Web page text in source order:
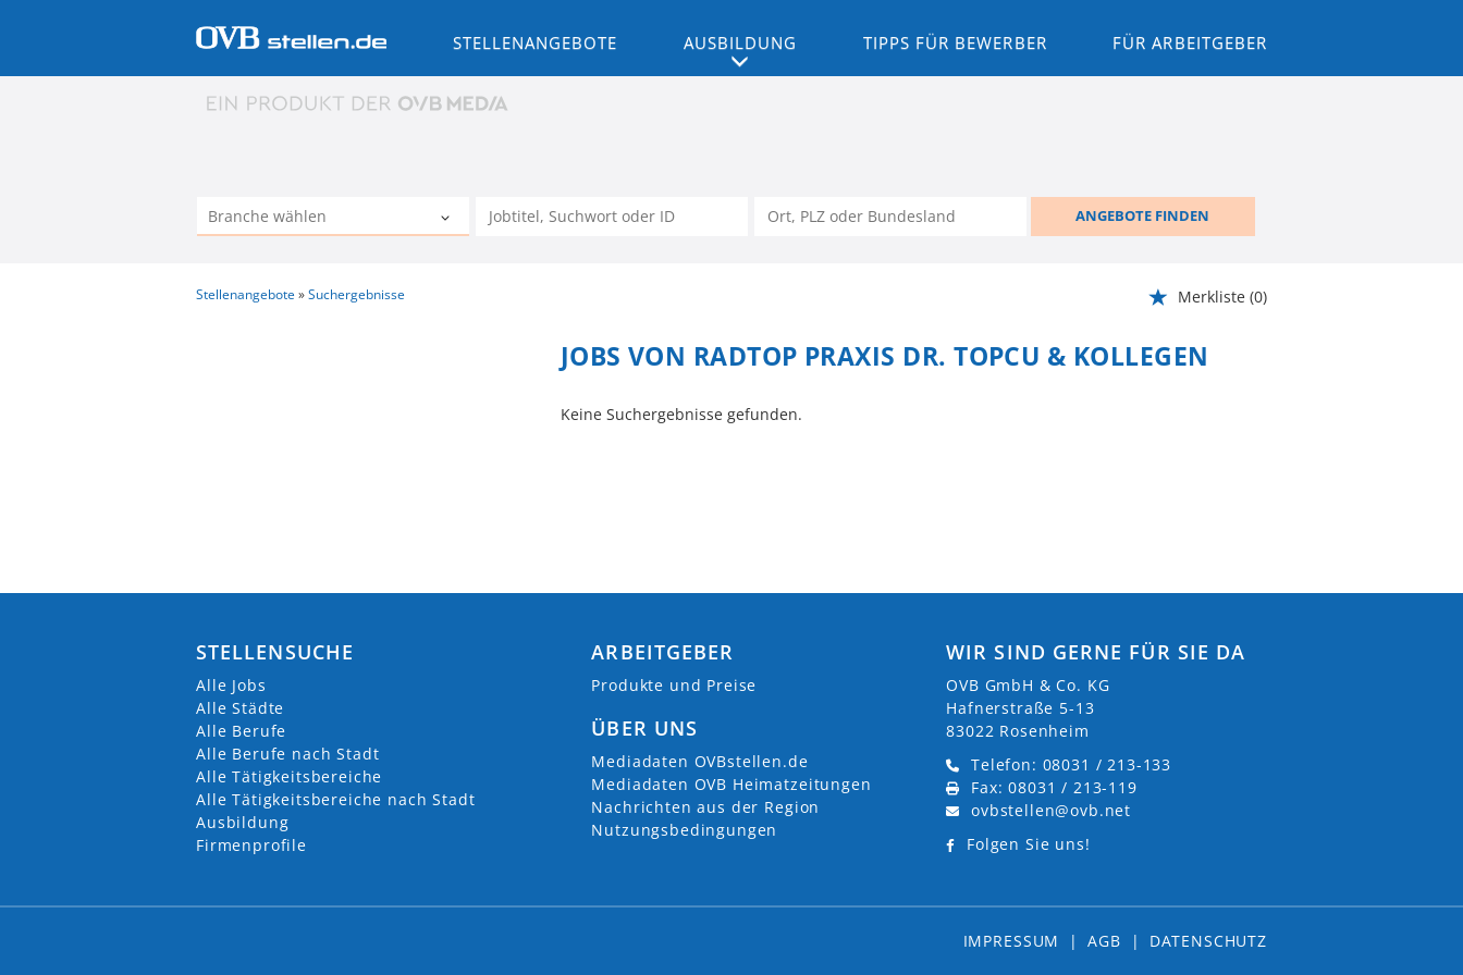
STELLENANGEBOTE AUSBILDUNG TIPPS FÜR BEWERBER FÜR ARBEITGEBER
ANGEBOTE FINDEN
Stellenangebote Suchergebnisse Merkliste (0)
JOBS VON RADTOP PRAXIS DR. TOPCU & KOLLEGEN
Keine Suchergebnisse gefunden.
STELLENSUCHE
Alle Jobs
Alle Städte
Alle Berufe
Alle Berufe nach Stadt
Alle Tätigkeitsbereiche
Alle Tätigkeitsbereiche nach Stadt
Ausbildung
Firmenprofile
ARBEITGEBER
Produkte und Preise
ÜBER UNS
Mediadaten OVBstellen.de
Mediadaten OVB Heimatzeitungen
Nachrichten aus der Region
Nutzungsbedingungen
WIR SIND GERNE FÜR SIE DA
OVB GmbH & Co. KG
Hafnerstraße 5-13
83022 Rosenheim
Telefon: 08031 / 213-133
Fax: 08031 / 213-119
ovbstellen@ovb.net
Folgen Sie uns!
IMPRESSUM | AGB | DATENSCHUTZ